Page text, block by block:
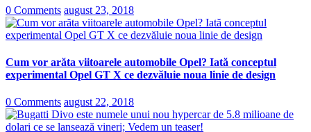
0 Comments august 23, 2018
Cum vor arăta viitoarele automobile Opel? Iată conceptul
experimental Opel GT X ce dezvăluie noua linie de design
0 Comments august 22, 2018